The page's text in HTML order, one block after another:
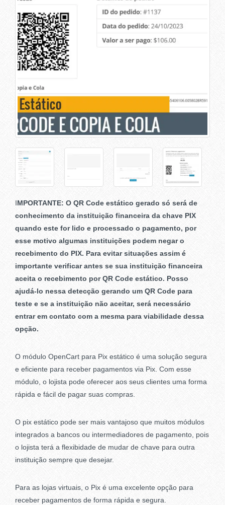
IMPORTANTE: O QR Code estático gerado só será de
conhecimento da instituição financeira da chave PIX
quando este for lido e processado o pagamento, por
esse motivo algumas instituições podem negar o
recebimento do PIX. Para evitar situações assim é
importante verificar antes se sua instituição financeira
aceita o recebimento por QR Code estático. Posso
ajudá-lo nessa detecção gerando um QR Code para
teste e se a instituição não aceitar, será necessário
entrar em contato com a mesma para viabilidade dessa
opção.
O módulo OpenCart para Pix estático é uma solução segura
e eficiente para receber pagamentos via Pix. Com esse
módulo, o lojista pode oferecer aos seus clientes uma forma
rápida e fácil de pagar suas compras.
O pix estático pode ser mais vantajoso que muitos módulos
integrados a bancos ou intermediadores de pagamento, pois
o lojista terá a flexibidade de mudar de chave para outra
instituição sempre que desejar.
Para as lojas virtuais, o Pix é uma excelente opção para
receber pagamentos de forma rápida e segura.